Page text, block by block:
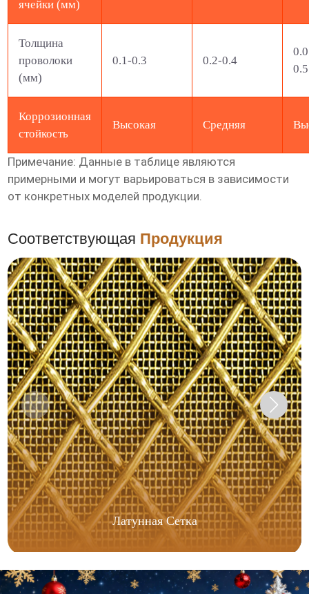
ячейки (мм)
Толщина
проволоки
(мм)
0.1-0.3 0.2-0.4
0.5
Коррозионная
стойкость
Высокая Средняя
Примечание: Данные в таблице являются
примерными и могут варьироваться в зависимости
от конкретных моделей продукции.
Соответствующая Продукция
Латунная Сетка